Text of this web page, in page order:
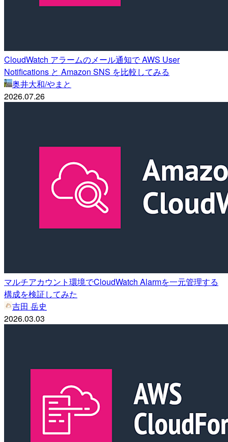
CloudWatch アラームのメール通知で AWS User
Notifications と Amazon SNS を比較してみる
奥井大和/やまと
2026.07.26
マルチアカウント環境でCloudWatch Alarmを一元管理する
構成を検証してみた
吉田 岳史
2026.03.03